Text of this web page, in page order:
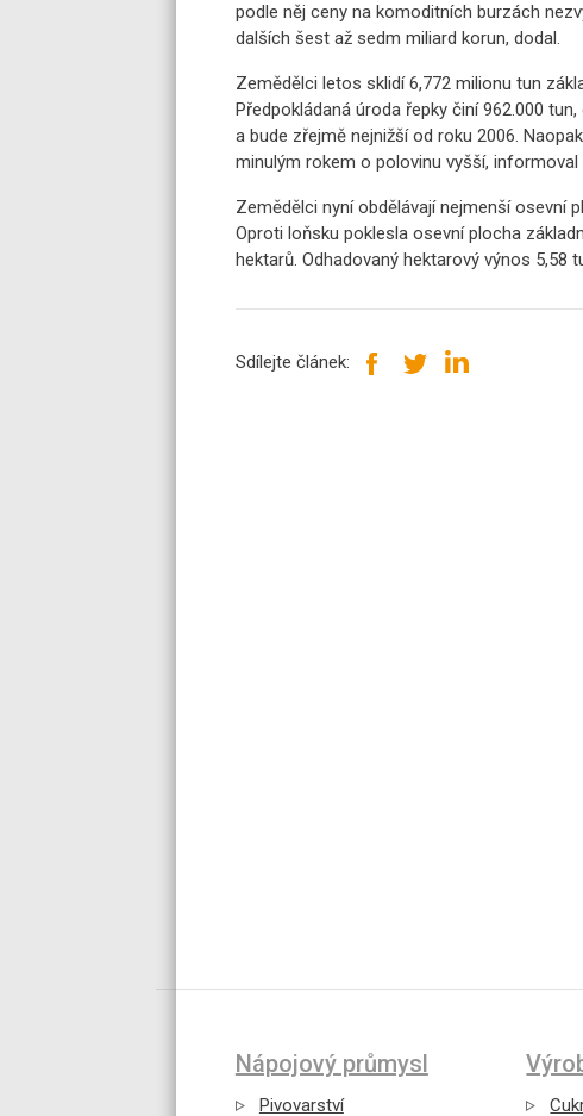
podle něj ceny na komoditních burzách
dalších šest až sedm miliard korun, dodal.
Zemědělci letos sklidí 6,772 milionu tun
Předpokládaná úroda řepky činí 962.000
a bude zřejmě nejnižší od roku 2006.
minulým rokem o polovinu vyšší, informoval
Zemědělci nyní obdělávají nejmenší osevní
Oproti loňsku poklesla osevní plocha
hektarů. Odhadovaný hektarový výnos 5,58
Sdílejte článek:
Nápojový průmysl
Pivovarství